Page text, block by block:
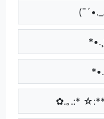
✿.｡.:*